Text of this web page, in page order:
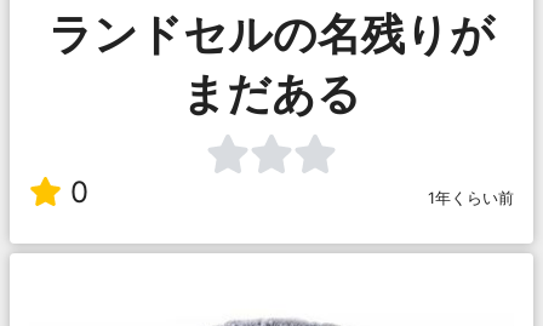
ランドセルの名残りが
まだある
0 1年くらい前